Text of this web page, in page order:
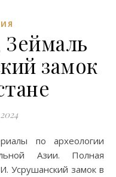
замок
Азии. Полная
Усрушанский замок в